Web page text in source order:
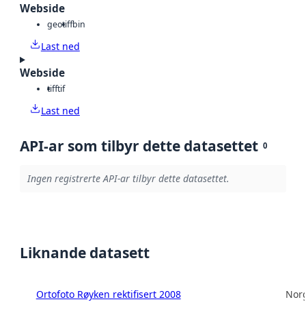
Webside
geotiffbin
Last ned
Webside
tifftif
Last ned
API-ar som tilbyr dette datasettet 0
Ingen registrerte API-ar tilbyr dette datasettet.
Liknande datasett
Ortofoto Røyken rektifisert 2008